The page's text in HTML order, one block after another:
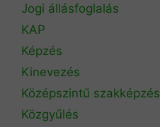
Jogi állásfoglalás
KAP
Képzés
Kinevezés
Középszintű szakképzés
Közgyűlés